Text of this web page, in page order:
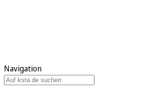
Navigation